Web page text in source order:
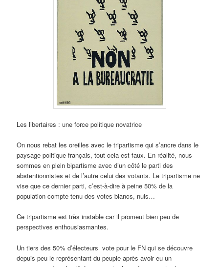
Les libertaires : une force politique novatrice
On nous rebat les oreilles avec le tripartisme qui s’ancre dans le
paysage politique français, tout cela est faux. En réalité, nous
sommes en plein bipartisme avec d’un côté le parti des
abstentionnistes et de l’autre celui des votants. Le tripartisme ne
vise que ce dernier parti, c’est-à-dire à peine 50% de la
population compte tenu des votes blancs, nuls…
Ce tripartisme est très instable car il promeut bien peu de
perspectives enthousiasmantes.
Un tiers des 50% d’électeurs vote pour le FN qui se découvre
depuis peu le représentant du peuple après avoir eu un